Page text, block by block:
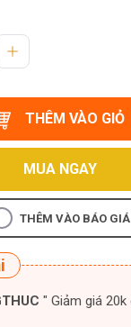
THÊM VÀO GIỎ
MUA NGAY
THÊM VÀO BÁO GIÁ
" Giảm giá 20k cho đơn hàng từ